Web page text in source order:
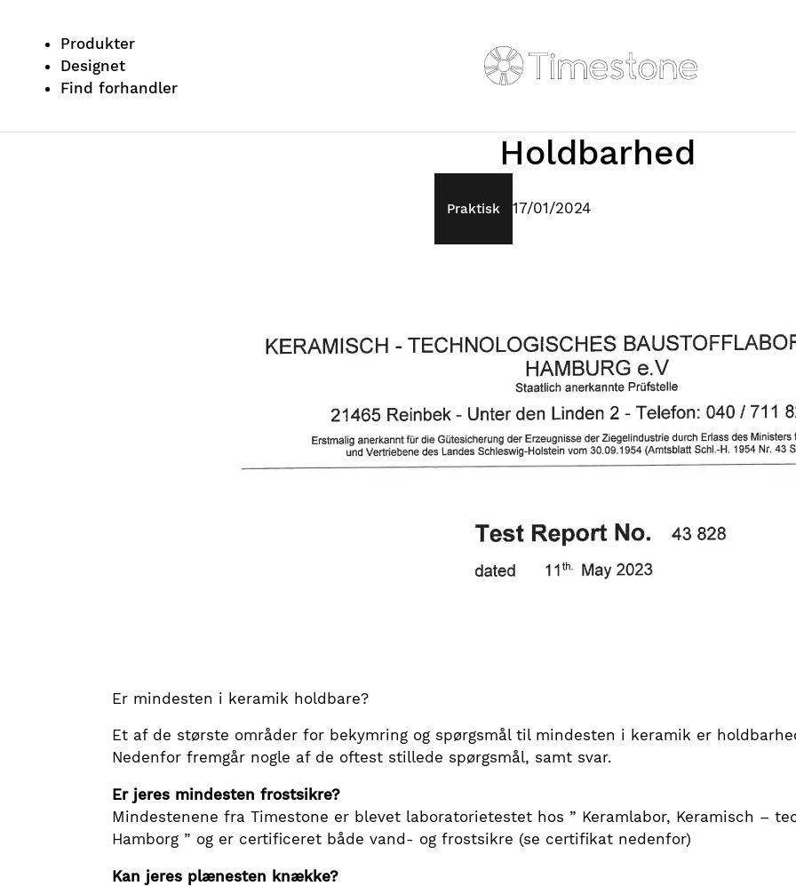
Produkter
Designet
Find forhandler
Holdbarhed
Praktisk 17/01/2024
Er mindesten i keramik holdbare?
Et af de største områder for bekymring og spørgsmål til mindesten i keramik er
Nedenfor fremgår nogle af de oftest stillede spørgsmål, samt svar.
Er jeres mindesten frostsikre?
Mindestenene fra Timestone er blevet laboratorietestet hos ” Keramlabor, Keramisch –
Hamborg ” og er certificeret både vand- og frostsikre (se certifikat nedenfor)
Kan jeres plænesten knække?